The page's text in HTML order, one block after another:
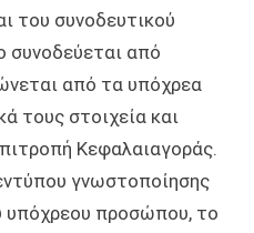
του συνοδευτικού
συνοδεύεται από
από τα υπόχρεα
τους στοιχεία και
Κεφαλαιαγοράς.
γνωστοποίησης
υπόχρεου προσώπου, το